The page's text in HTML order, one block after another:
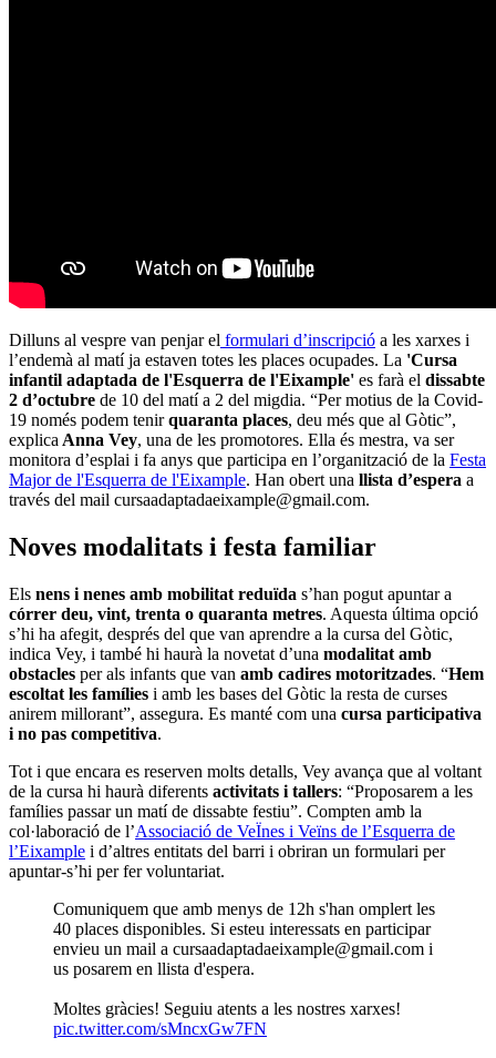
Dilluns al vespre van penjar el formulari d’inscripció a les xarxes i
l’endemà al matí ja estaven totes les places ocupades. La 'Cursa
infantil adaptada de l'Esquerra de l'Eixample' es farà el dissabte
2 d’octubre de 10 del matí a 2 del migdia. “Per motius de la Covid-
19 només podem tenirquaranta places, deu més que al Gòtic”,
explicaAnna Vey, una de les promotores. Ella és mestra, va ser
monitora d’esplai i fa anys que participa en l’organització de la Festa
Major de l'Esquerra de l'Eixample. Han obert una llista d’espera a
través del mail cursaadaptadaeixample@gmail.com.
Noves modalitats i festa familiar
Els nens i nenes amb mobilitat reduïda s’han pogut apuntar a
córrer deu, vint, trenta o quaranta metres. Aquesta última opció
s’hi ha afegit, després del que van aprendre a la cursa del Gòtic,
indica Vey, i també hi haurà la novetat d’una modalitat amb
obstacles per als infants que van amb cadires motoritzades. “Hem
escoltat les famílies i amb les bases del Gòtic la resta de curses
anirem millorant”, assegura. Es manté com una cursa participativa
i no pas competitiva.
Tot i que encara es reserven molts detalls, Vey avança que al voltant
de la cursa hi haurà diferents activitats i tallers: “Proposarem a les
famílies passar un matí de dissabte festiu”. Compten amb la
col·laboració de l’Associació de VeÏnes i Veïns de l’Esquerra de
l’Eixample i d’altres entitats del barri i obriran un formulari per
apuntar-s’hi per fer voluntariat.
Comuniquem que amb menys de 12h s'han omplert les
40 places disponibles. Si esteu interessats en participar
envieu un mail a cursaadaptadaeixample@gmail.com i
us posarem en llista d'espera.
Moltes gràcies! Seguiu atents a les nostres xarxes!
pic.twitter.com/sMncxGw7FN